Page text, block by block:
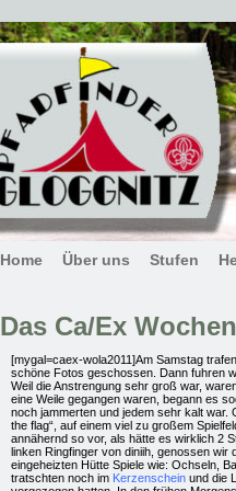
Home Über uns Stufen
Das Ca/Ex
[mygal=caex-wola2011]Am Samstag
schöne Fotos geschossen. Dann fuhren
Weil die Anstrengung sehr groß war,
eine Weile gegangen waren, begann es
noch jammerten und jedem sehr kalt war.
the flag“, auf einem viel zu großem
annähernd so vor, als hätte es wirklich 2
linken Ringfinger von diniih, genossen
eingeheizten Hütte Spiele wie: Ochseln,
tratschten noch im Kerzenschein und die